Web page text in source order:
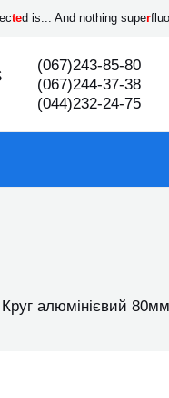
ted is... And nothing super
(067)243-85-80
(067)244-37-38
(044)232-24-75
Круг алюмінієвий